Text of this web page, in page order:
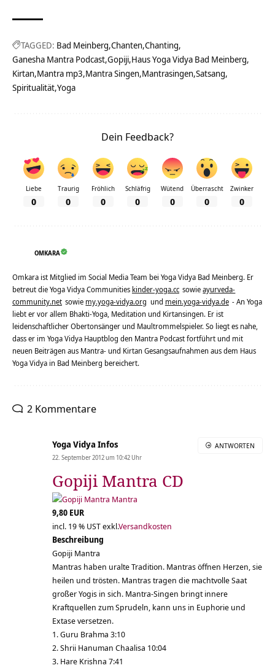
TAGGED: Bad Meinberg Chanten Chanting
Ganesha Mantra Podcast Gopiji Haus Yoga Vidya Bad Meinberg
Kirtan Mantra mp3 Mantra Singen Mantrasingen Satsang
Spiritualität Yoga
Dein Feedback?
Liebe
0
Traurig
0
Fröhlich
0
Schläfrig
0
Wütend
0
Überrascht
0
Zwinker
0
OMKARA
Omkara ist Mitglied im Social Media Team bei Yoga Vidya Bad Meinberg. Er
betreut die Yoga Vidya Communities kinder-yoga.cc sowieayurveda-
community.net sowie my.yoga-vidya.org und mein.yoga-vidya.de - An Yoga
liebt er vor allem Bhakti-Yoga, Meditation und Kirtansingen. Er ist
leidenschaftlicher Obertonsänger und Maultrommelspieler. So liegt es nahe,
dass er im Yoga Vidya Hauptblog den Mantra Podcast fortführt und mit
neuen Beiträgen aus Mantra- und Kirtan Gesangsaufnahmen aus dem Haus
Yoga Vidya in Bad Meinberg bereichert.
2 Kommentare
Yoga Vidya Infos
22. September 2012 um 10:42 Uhr
Gopiji Mantra CD
9,80 EUR
incl. 19 % UST exkl.Versandkosten
Beschreibung
Gopiji Mantra
Mantras haben uralte Tradition. Mantras öffnen Herzen, sie
heilen und trösten. Mantras tragen die machtvolle Saat
großer Yogis in sich. Mantra-Singen bringt innere
Kraftquellen zum Sprudeln, kann uns in Euphorie und
Extase versetzen.
1. Guru Brahma 3:10
2. Shrii Hanuman Chaalisa 10:04
3. Hare Krishna 7:41
ANTWORTEN